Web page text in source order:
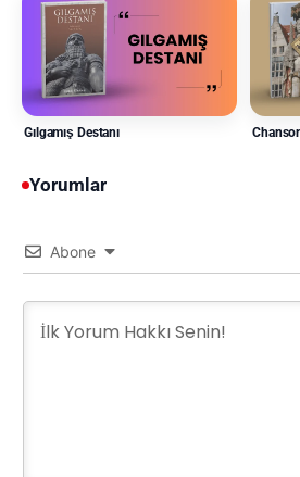
Gılgamış Destanı
Yorumlar
Abone